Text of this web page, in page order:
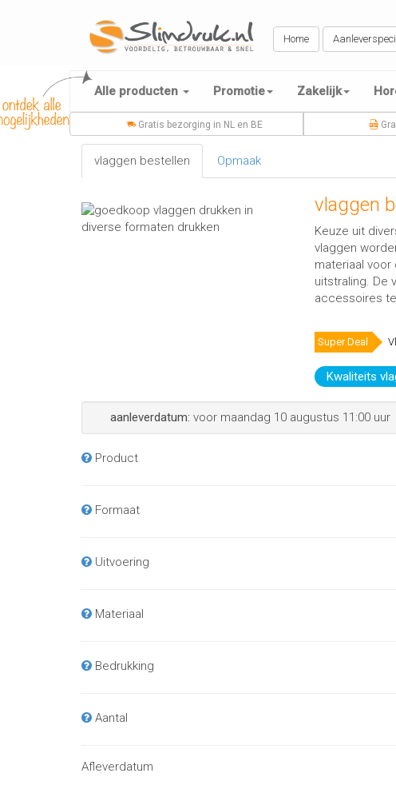
Home
Alle producten Promotie Zakelijk
Gratis bezorging in NL en BE
vlaggen bestellen Opmaak
vlaggen
Keuze uit
vlaggen
materiaal
uitstraling. De
accessoires
Super Deal
Kwaliteits
aanleverdatum: voor maandag 10 augustus 11:00 uur
Product
Formaat
Uitvoering
Materiaal
Bedrukking
Aantal
Afleverdatum